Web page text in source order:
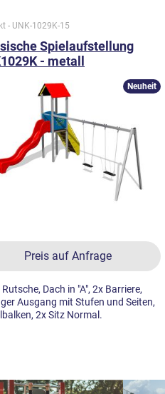
- UNK-1029K-15
Spielaufstellung
- metall
Preis auf Anfrage
Neuheit
Dach in "A", 2x Barriere,
Ausgang mit Stufen und Seiten,
2x Sitz Normal.